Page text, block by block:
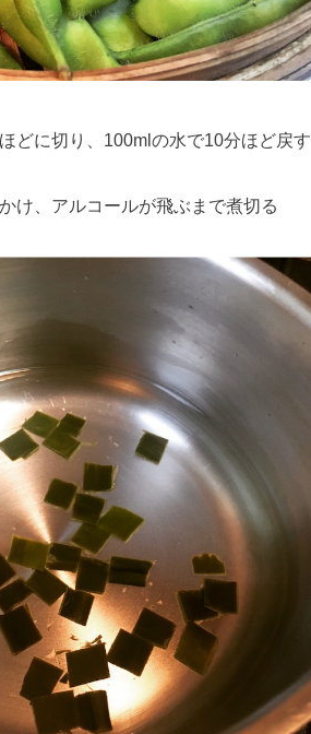
どに切り、100mlの水で10分ほど戻す
け、アルコールが飛ぶまで煮切る